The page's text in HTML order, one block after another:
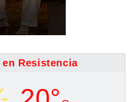
en Resistencia